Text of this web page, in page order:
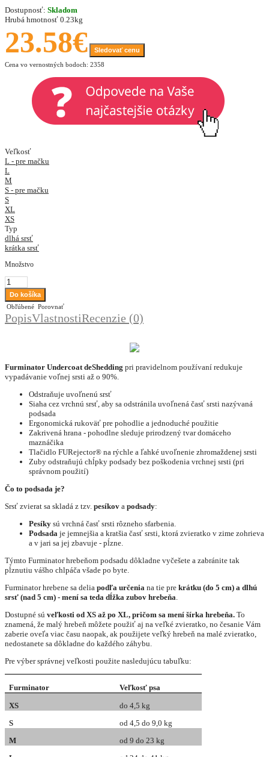
Dostupnosť: Skladom
Hrubá hmotnosť 0.23kg
23.58€
Sledovať cenu
Cena vo vernostných bodoch: 2358
Veľkosť
L - pre mačku
L
M
S - pre mačku
S
XL
XS
Typ
dlhá srsť
krátka srsť
Množstvo
Obľúbené Porovnať
PopisVlastnostiRecenzie (0)
Furminator Undercoat deShedding pri pravidelnom používaní redukuje
vypadávanie voľnej srsti až o 90%.
Odstraňuje uvoľnenú srsť
Siaha cez vrchnú srsť, aby sa odstránila uvoľnená časť srsti nazývaná
podsada
Ergonomická rukoväť pre pohodlie a jednoduché použitie
Zakrivená hrana - pohodlne sleduje prirodzený tvar domáceho
maznáčika
Tlačidlo FURejector® na rýchle a ľahké uvoľnenie zhromaždenej srsti
Zuby odstraňujú chĺpky podsady bez poškodenia vrchnej srsti (pri
správnom použití)
Čo to podsada je?
Srsť zvierat sa skladá z tzv. pesíkov a podsady:
Pesíky sú vrchná časť srsti rôzneho sfarbenia.
Podsada je jemnejšia a kratšia časť srsti, ktorá zvieratko v zime zohrieva
a v jari sa jej zbavuje - pĺzne.
Týmto Furminator hrebeňom podsadu dôkladne vyčešete a zabránite tak
pĺznutiu vášho chlpáča všade po byte.
Furminator hrebene sa delia podľa určenia na tie pre krátku (do 5 cm) a dlhú
srsť (nad 5 cm) - mení sa teda dĺžka zubov hrebeňa.
Dostupné sú veľkosti od XS až po XL, pričom sa mení šírka hrebeňa. To
znamená, že malý hrebeň môžete použiť aj na veľké zvieratko, no česanie Vám
zaberie oveľa viac času naopak, ak použijete veľký hrebeň na malé zvieratko,
nedostanete sa dôkladne do každého záhybu.
Pre výber správnej veľkosti použite nasledujúcu tabuľku:
Furminator Veľkosť psa
XS
do 4,5 kg
S
od 4,5 do 9,0 kg
M
od 9 do 23 kg